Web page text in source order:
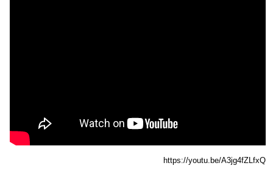
https://youtu.be/A3jg4fZLfxQ